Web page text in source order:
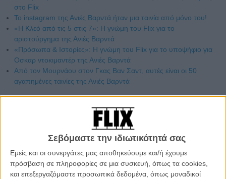
Σεβόμαστε την ιδιωτικότητά σας
Εμείς και οι συνεργάτες μας αποθηκεύουμε και/ή έχουμε
πρόσβαση σε πληροφορίες σε μια συσκευή, όπως τα cookies,
και επεξεργαζόμαστε προσωπικά δεδομένα, όπως μοναδικοί
στο Flix
To instagram της Ανιές Βαρντά ήταν μια ταινία από μόνο του!
«Η Κλεό από τις 5 στις 7»: Η γνώμη του Flix για το
αριστούργημα της Ανιές Βαρντά
«Πρόσωπα & Ιστορίες»: Η γνώμη του Flix για το υποψήφιο για
Οσκαρ ντοκιμαντέρ της Ανιές Βαρντά
Από τον Μουρνάου στον Γκας Βαν Σαντ, αυτές είναι οι 50
αγαπημένες ταινίες της Ανιές Βαρντά